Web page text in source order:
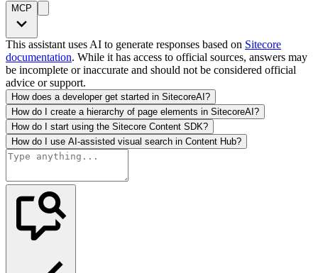
MCP
This assistant uses AI to generate responses based on Sitecore
documentation. While it has access to official sources, answers may
be incomplete or inaccurate and should not be considered official
advice or support.
How does a developer get started in SitecoreAI?
How do I create a hierarchy of page elements in SitecoreAI?
How do I start using the Sitecore Content SDK?
How do I use AI-assisted visual search in Content Hub?